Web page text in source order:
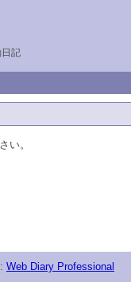
記
い。
Web Diary Professional